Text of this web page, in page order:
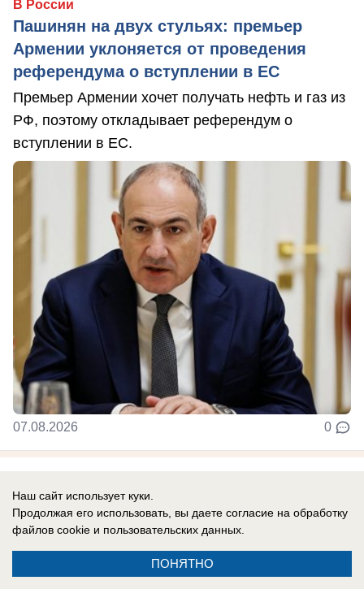
В России
Пашинян на двух стульях: премьер
Армении уклоняется от проведения
референдума о вступлении в ЕС
Премьер Армении хочет получать нефть и газ из
РФ, поэтому откладывает референдум о
вступлении в ЕС.
07.08.2026 0
Новости СМИ2
Наш сайт использует куки.
Продолжая его использовать, вы даете согласие на обработку
файлов cookie и пользовательских данных.
ПОНЯТНО